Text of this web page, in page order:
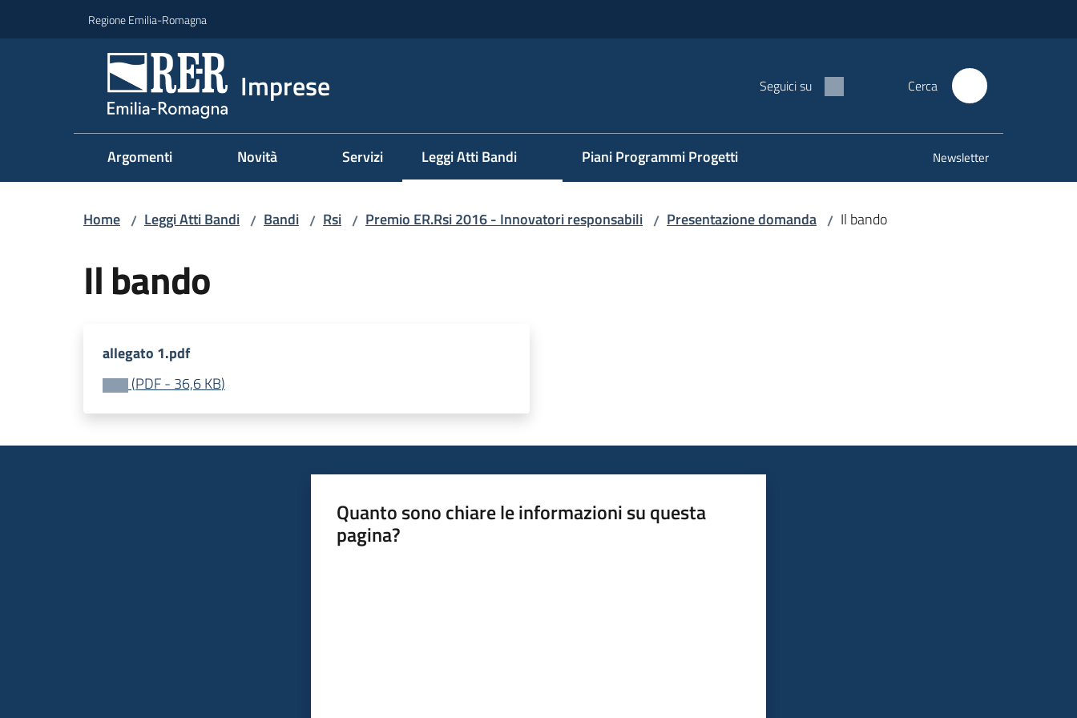
Regione Emilia-Romagna
Imprese Seguici su Cerca
Argomenti Novità Servizi Leggi Atti Bandi Piani Programmi Progetti Newsletter
Home / Leggi Atti Bandi / Bandi / Rsi / Premio ER.Rsi 2016 - Innovatori responsabili / Presentazione domanda / Il bando
Il bando
allegato 1.pdf
(PDF- 36,6 KB)
Quanto sono chiare le informazioni su questa
pagina?